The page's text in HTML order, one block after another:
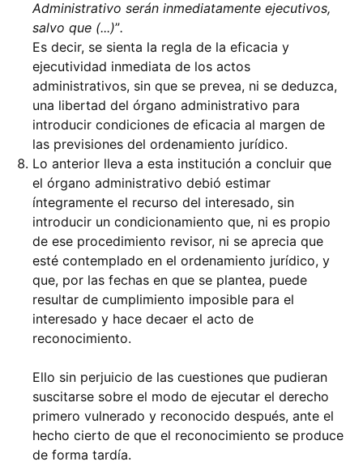
Administrativo serán inmediatamente ejecutivos,
salvo que (...) .
Es decir, se sienta la regla de la eficacia y
ejecutividad inmediata de los actos
administrativos, sin que se prevea, ni se deduzca,
una libertad del órgano administrativo para
introducir condiciones de eficacia al margen de
las previsiones del ordenamiento jurídico.
Lo anterior lleva a esta institución a concluir que
el órgano administrativo debió estimar
íntegramente el recurso del interesado, sin
introducir un condicionamiento que, ni es propio
de ese procedimiento revisor, ni se aprecia que
esté contemplado en el ordenamiento jurídico, y
que, por las fechas en que se plantea, puede
resultar de cumplimiento imposible para el
interesado y hace decaer el acto de
reconocimiento.
Ello sin perjuicio de las cuestiones que pudieran
suscitarse sobre el modo de ejecutar el derecho
primero vulnerado y reconocido después, ante el
hecho cierto de que el reconocimiento se produce
de forma tardía.